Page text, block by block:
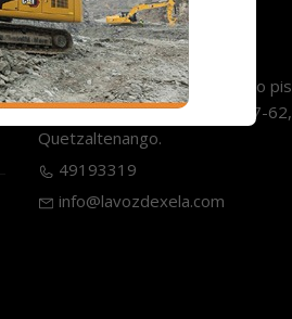
Contáctanos
Torre Pradera Xela, décimo
1003, Avenida Las Américas 7-
Quetzaltenango.
49193319
info@lavozdexela.com